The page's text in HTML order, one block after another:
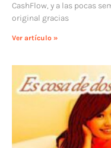
CashFlow, y a las pocas
original gracias
Ver artículo »